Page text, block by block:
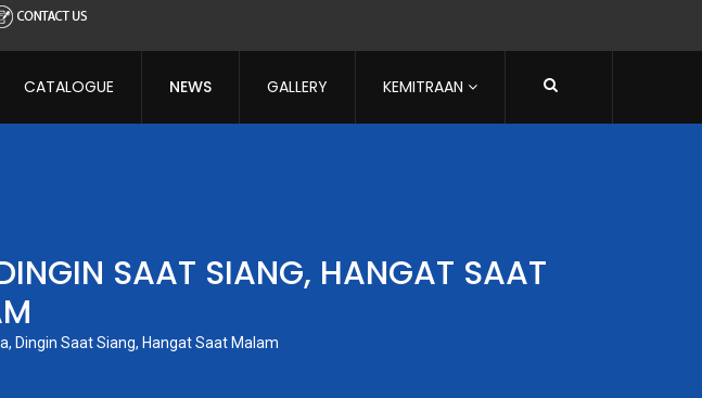
CATALOGUE NEWS GALLERY KEMITRAAN
SAAT SIANG, HANGAT SAAT
Dingin Saat Siang, Hangat Saat Malam